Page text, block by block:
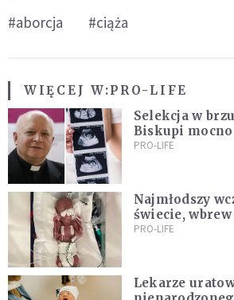
#aborcja #ciąża
WIĘCEJ W:PRO-LIFE
Selekcja w
Biskupi
PRO-LIFE
Najmłodszy
świecie,
świętują swoje
PRO-LIFE
Lekarze